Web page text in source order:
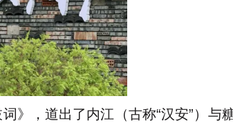
》，道出了内江（古称“汉安”）与